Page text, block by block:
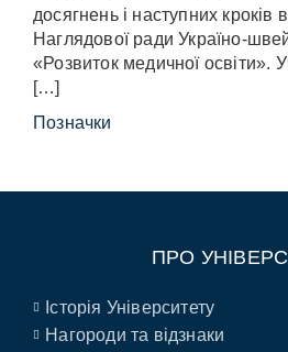
досягнень і наступних кроків
Наглядової ради Україно-
«Розвиток медичної освіти».
[…]
Позначки
ПРО
Історія Університету
Нагороди та відзнаки